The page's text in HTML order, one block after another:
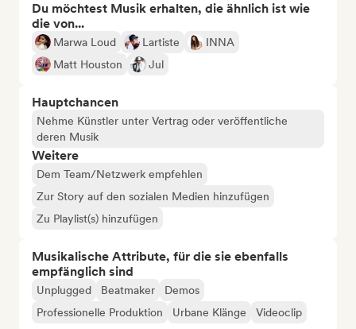
Du möchtest Musik erhalten, die ähnlich ist wie
die von...
Marwa Loud Lartiste
INNA
Matt Houston
Jul
Hauptchancen
Nehme Künstler unter Vertrag oder veröffentliche
deren Musik
Weitere
Dem Team/Netzwerk empfehlen
Zur Story auf den sozialen Medien hinzufügen
Zu Playlist(s) hinzufügen
Musikalische Attribute, für die sie ebenfalls
empfänglich sind
Unplugged Beatmaker
Demos
Professionelle Produktion
Urbane Klänge Videoclip